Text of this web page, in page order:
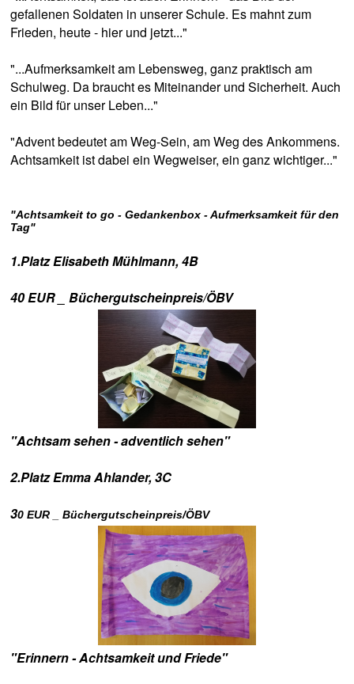
gefallenen Soldaten in unserer Schule. Es mahnt zum
Frieden, heute - hier und jetzt..."
"...Aufmerksamkeit am Lebensweg, ganz praktisch am
Schulweg. Da braucht es Miteinander und Sicherheit. Auch
ein Bild für unser Leben..."
"Advent bedeutet am Weg-Sein, am Weg des Ankommens.
Achtsamkeit ist dabei ein Wegweiser, ein ganz wichtiger..."
"Achtsamkeit to go - Gedankenbox - Aufmerksamkeit für den
Tag"
1.Platz Elisabeth Mühlmann, 4B
40 EUR _ Büchergutscheinpreis/ÖBV
"Achtsam sehen - adventlich sehen"
2.Platz Emma Ahlander, 3C
30 EUR _ Büchergutscheinpreis/ÖBV
"Erinnern - Achtsamkeit und Friede"